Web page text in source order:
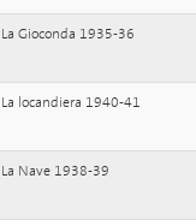
La Gioconda 1935-36
La locandiera 1940-41
La Nave 1938-39